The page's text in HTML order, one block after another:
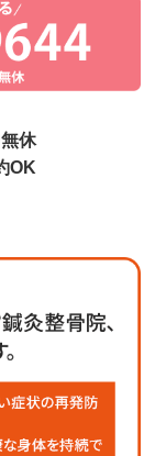
休
OK